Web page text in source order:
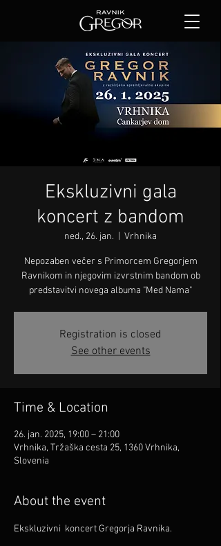
Ekskluzivni gala
koncert z bandom
ned., 26. jan. Vrhnika
Nepozaben večer s Primorcem Gregorjem
Ravnikom in njegovim izvrstnim bandom ob
predstavitvi novega albuma "Med Nama"
Registration is closed
See other events
Time & Location
26. jan. 2025, 19:00 – 21:00
Vrhnika, Tržaška cesta 25, 1360 Vrhnika,
Slovenia
About the event
Ekskluzivni  koncert Gregorja Ravnika.